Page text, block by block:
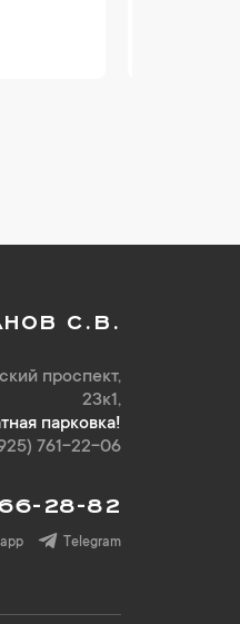
С.В.
проспект,
23к1,
парковка!
761-22-06
28-82
Telegram